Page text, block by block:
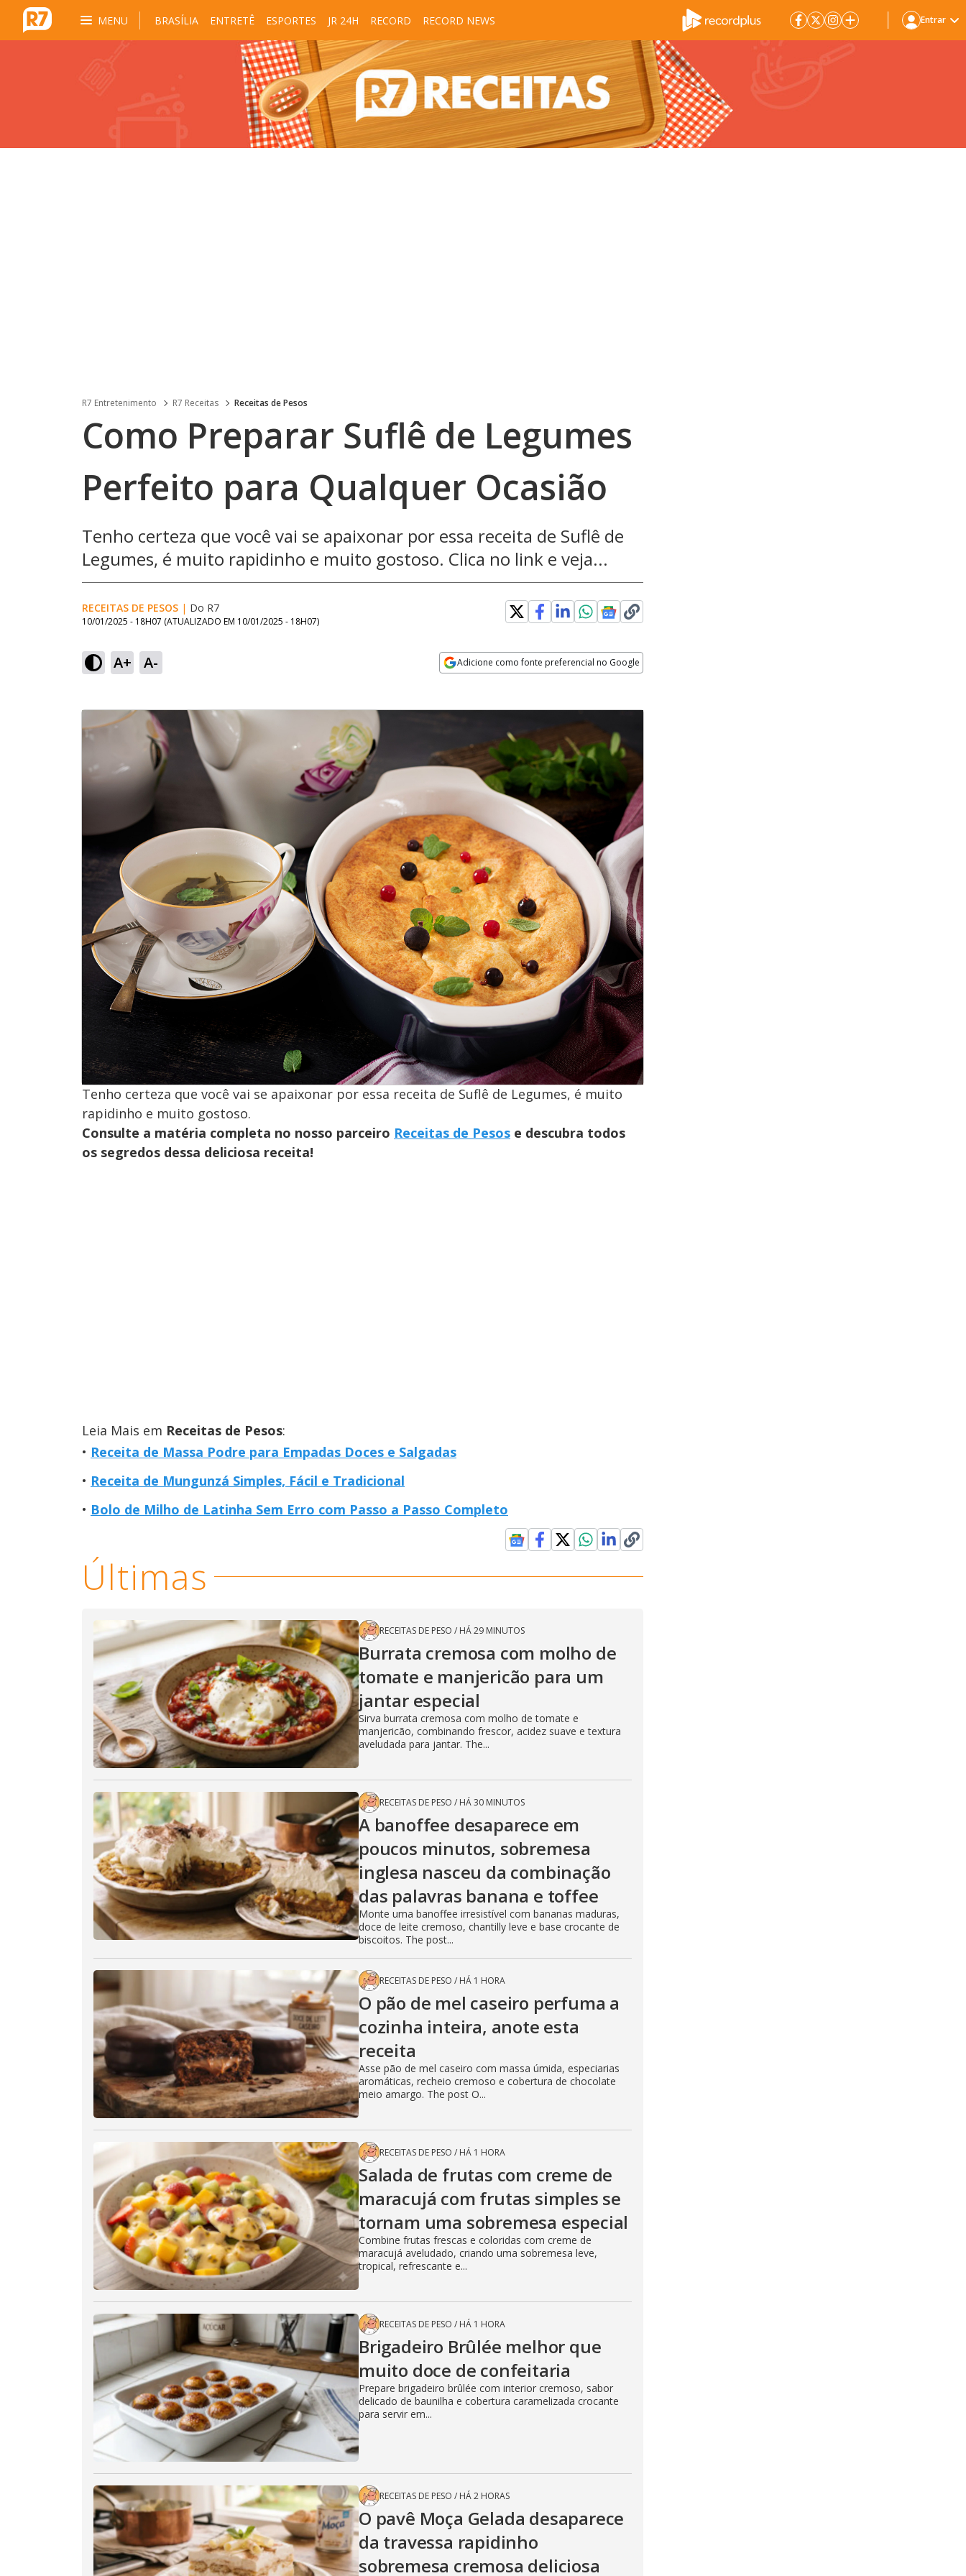
MENU BRASÍLIA ENTRETÊ ESPORTES JR 24H RECORD RECORD NEWS Entrar
R7 Entretenimento R7 Receitas Receitas de Pesos
Como Preparar Suflê de Legumes
Perfeito para Qualquer Ocasião
Tenho certeza que você vai se apaixonar por essa receita de Suflê de
Legumes, é muito rapidinho e muito gostoso. Clica no link e veja...
RECEITAS DE PESOS | Do R7
10/01/2025 - 18H07 (ATUALIZADO EM 10/01/2025 - 18H07)
A+ A- Adicione como fonte preferencial no Google
Tenho certeza que você vai se apaixonar por essa receita de Suflê de Legumes, é muito
rapidinho e muito gostoso.
Consulte a matéria completa no nosso parceiro Receitas de Pesos e descubra todos
os segredos dessa deliciosa receita!
Leia Mais em Receitas de Pesos:
Receita de Massa Podre para Empadas Doces e Salgadas
Receita de Mungunzá Simples, Fácil e Tradicional
Bolo de Milho de Latinha Sem Erro com Passo a Passo Completo
Últimas
RECEITAS DE PESO / HÁ 29 MINUTOS
Burrata cremosa com molho de
tomate e manjericão para um
jantar especial
Sirva burrata cremosa com molho de tomate e
manjericão, combinando frescor, acidez suave e textura
aveludada para jantar. The...
RECEITAS DE PESO / HÁ 30 MINUTOS
A banoffee desaparece em
poucos minutos, sobremesa
inglesa nasceu da combinação
das palavras banana e toffee
Monte uma banoffee irresistível com bananas maduras,
doce de leite cremoso, chantilly leve e base crocante de
biscoitos. The post...
RECEITAS DE PESO / HÁ 1 HORA
O pão de mel caseiro perfuma a
cozinha inteira, anote esta
receita
Asse pão de mel caseiro com massa úmida, especiarias
aromáticas, recheio cremoso e cobertura de chocolate
meio amargo. The post O...
RECEITAS DE PESO / HÁ 1 HORA
Salada de frutas com creme de
maracujá com frutas simples se
tornam uma sobremesa especial
Combine frutas frescas e coloridas com creme de
maracujá aveludado, criando uma sobremesa leve,
tropical, refrescante e...
RECEITAS DE PESO / HÁ 1 HORA
Brigadeiro Brûlée melhor que
muito doce de confeitaria
Prepare brigadeiro brûlée com interior cremoso, sabor
delicado de baunilha e cobertura caramelizada crocante
para servir em...
RECEITAS DE PESO / HÁ 2 HORAS
O pavê Moça Gelada desaparece
da travessa rapidinho
sobremesa cremosa deliciosa